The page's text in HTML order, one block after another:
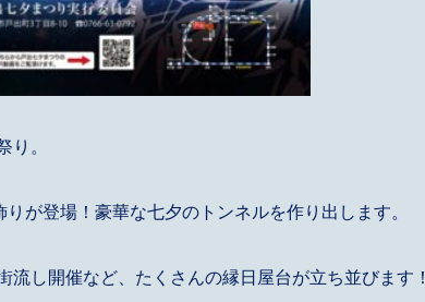
。
が登場！豪華な七夕のトンネルを作り出します。
し開催など、たくさんの縁日屋台が立ち並びます！